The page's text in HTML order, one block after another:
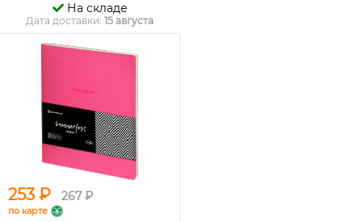
На складе
Дата доставки: 15 августа
253 ₽ 267 ₽
по карте